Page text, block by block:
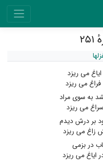
می ریزد
می ریزد
به سوی مراد
می ریزد
بر درش دیدم
زاغ می ریزد
در بزمی
می ریزد